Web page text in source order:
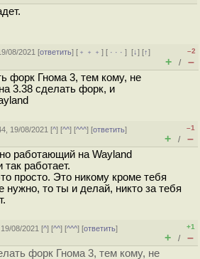
08/2021 [ответить] [ ﹢﹢﹢] [ · · ·][↓] [↑]
–2
+ / –
форк Гнома 3, тем кому, не
3.38 сделать форк, и
19/08/2021 [^] [^^] [^^^] [ответить]
–1
+ / –
работающий на Wayland
работает.
просто. Это никому кроме тебя
нужно, то ты и делай, никто за тебя
08/2021 [^] [^^] [^^^] [ответить]
+1
+ / –
форк Гнома 3, тем кому, не